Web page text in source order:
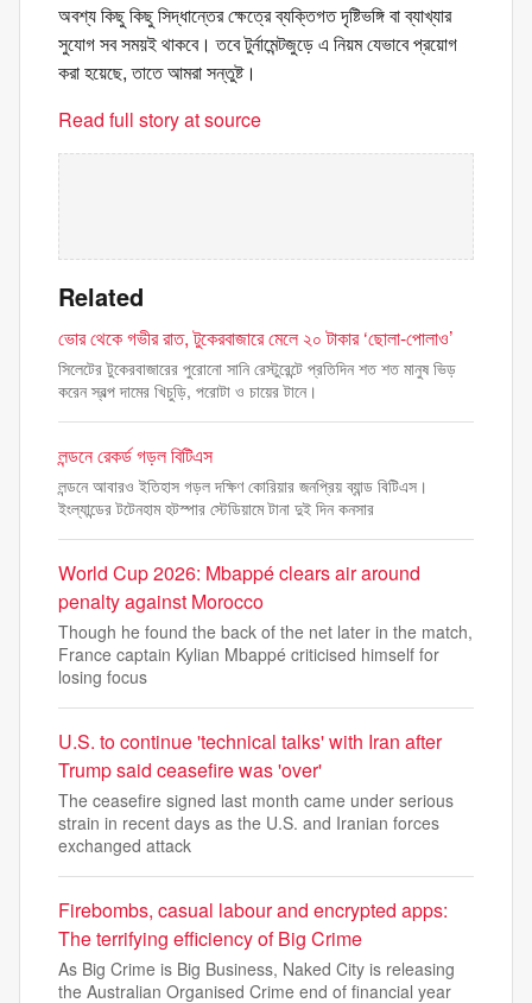
অবশ্য কিছু কিছু সিদ্ধান্তের ক্ষেত্রে ব্যক্তিগত দৃষ্টিভঙ্গি বা ব্যাখ্যার
সুযোগ সব সময়ই থাকবে। তবে টুর্নামেন্টজুড়ে এ নিয়ম যেভাবে প্রয়োগ
করা হয়েছে, তাতে আমরা সন্তুষ্ট।
Read full story at source
Related
ভোর থেকে গভীর রাত, টুকেরবাজারে মেলে ২০ টাকার ‘ছোলা-পোলাও’
সিলেটের টুকেরবাজারের পুরোনো সানি রেস্টুরেন্টে প্রতিদিন শত শত মানুষ ভিড়
করেন স্বল্প দামের খিচুড়ি, পরোটা ও চায়ের টানে।
লন্ডনে রেকর্ড গড়ল বিটিএস
লন্ডনে আবারও ইতিহাস গড়ল দক্ষিণ কোরিয়ার জনপ্রিয় ব্যান্ড বিটিএস।
ইংল্যান্ডের টটেনহাম হটস্পার স্টেডিয়ামে টানা দুই দিন কনসার
World Cup 2026: Mbappé clears air around
penalty against Morocco
Though he found the back of the net later in the match,
France captain Kylian Mbappé criticised himself for
losing focus
U.S. to continue 'technical talks' with Iran after
Trump said ceasefire was 'over'
The ceasefire signed last month came under serious
strain in recent days as the U.S. and Iranian forces
exchanged attack
Firebombs, casual labour and encrypted apps:
The terrifying efficiency of Big Crime
As Big Crime is Big Business, Naked City is releasing
the Australian Organised Crime end of financial year